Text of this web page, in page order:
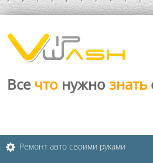
Все что нужно знать
Ремонт авто своими руками